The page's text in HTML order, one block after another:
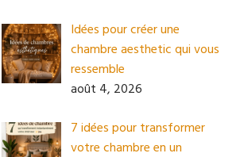
Idées pour créer une
chambre aesthetic qui vous
ressemble
août 4, 2026
7 idées pour transformer
votre chambre en un